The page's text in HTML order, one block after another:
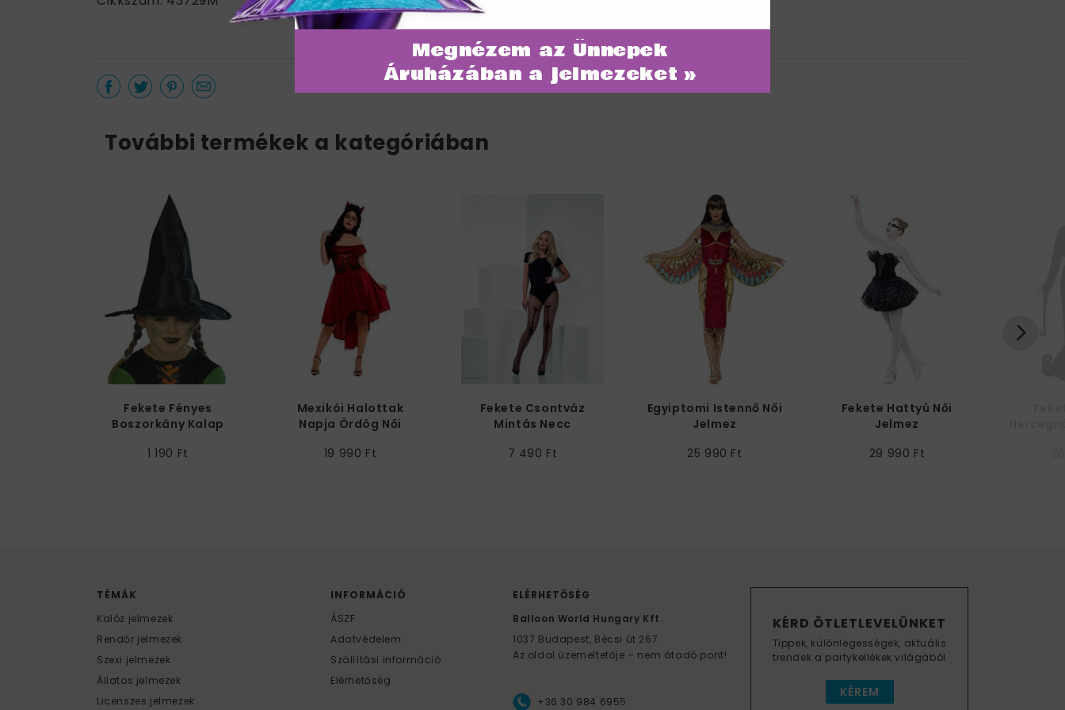
További termékek a kategóriában
Fekete Fényes
Boszorkány Kalap
1 190 Ft
Mexikói Halottak
Napja Ördög Női
19 990 Ft
Fekete Csontváz
Mintás Necc
Nőknek
7 490 Ft
Egyiptomi Istennő Női
Jelmez
25 990 Ft
Fekete Hattyú Női
Jelmez
29 990 Ft
KÉRD ÖTLETLEVELÜNKET
Tippek, különlegességek, aktuális
trendek a partykellékek világából
KÉREM
TÉMÁK
Kalóz jelmezek
Rendőr jelmezek
Szexi jelmezek
Állatos jelmezek
Licenszes jelmezek
INFORMÁCIÓ
ÁSZF
Adatvédelem
Szállítási információ
Elérhetőség
ELÉRHETŐSÉG
Balloon World Hungary Kft.
1037 Budapest, Bécsi út 267.
Az oldal üzemeltetője – nem átadó pont!
+36 30 984 6955
Megnézem az Ünnepek
Áruházában a jelmezeket »